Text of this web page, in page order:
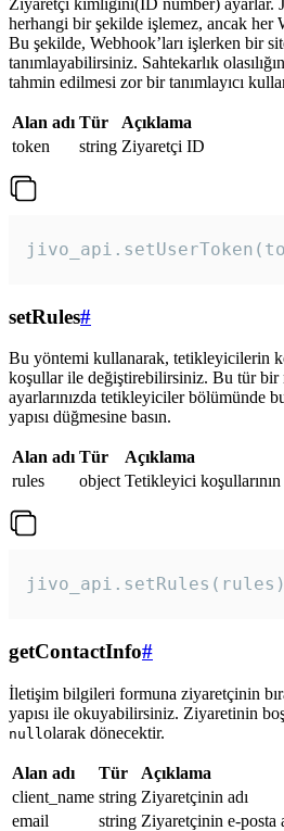
Ziyaretçi kimliğini(ID number) ayarlar.
herhangi bir şekilde işlemez, ancak her
Bu şekilde, Webhook’ları işlerken bir
tanımlayabilirsiniz. Sahtekarlık
tahmin edilmesi zor bir tanımlayıcı
Alan adı Tür
Açıklama
token
string Ziyaretçi ID
setRules#
Bu yöntemi kullanarak, tetikleyicilerin
koşullar ile değiştirebilirsiniz. Bu tür bir
ayarlarınızda tetikleyiciler bölümünde
yapısı düğmesine basın.
Alan adı Tür
Açıklama
rules
object Tetikleyici
getContactInfo#
İletişim bilgileri formuna ziyaretçinin
yapısı ile okuyabilirsiniz. Ziyaretinin boş
null olarak dönecektir.
Alan adı Tür
Açıklama
client_name string Ziyaretçinin adı
email
string Ziyaretçinin e-posta